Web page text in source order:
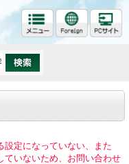
設定になっていない、また
ていないため、お問い合わせ